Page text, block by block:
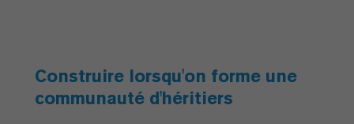
Construire lorsqu'on forme une
communauté d'héritiers